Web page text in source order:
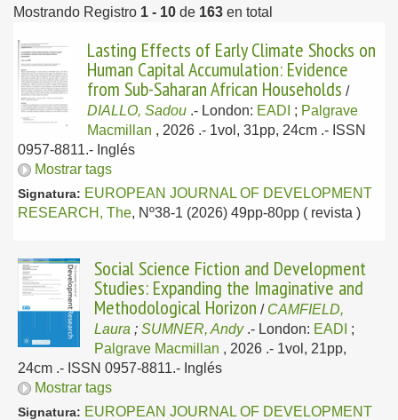
Mostrando Registro 1 - 10 de 163 en total
Lasting Effects of Early Climate Shocks on
Human Capital Accumulation: Evidence
from Sub-Saharan African Households /
DIALLO, Sadou .- London: EADI ; Palgrave
Macmillan , 2026 .- 1vol, 31pp, 24cm .- ISSN
0957-8811.- Inglés
Mostrar tags
Signatura: EUROPEAN JOURNAL OF DEVELOPMENT
RESEARCH, The, Nº38-1 (2026) 49pp-80pp ( revista )
Social Science Fiction and Development
Studies: Expanding the Imaginative and
Methodological Horizon / CAMFIELD,
Laura ; SUMNER, Andy .- London: EADI ;
Palgrave Macmillan , 2026 .- 1vol, 21pp,
24cm .- ISSN 0957-8811.- Inglés
Mostrar tags
Signatura: EUROPEAN JOURNAL OF DEVELOPMENT